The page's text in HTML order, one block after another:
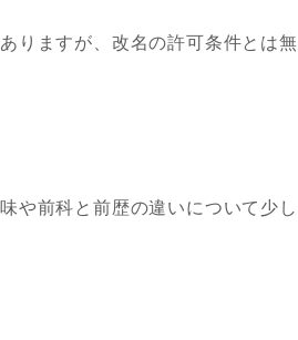
りますが、改名の許可条件とは無
や前科と前歴の違いについて少し